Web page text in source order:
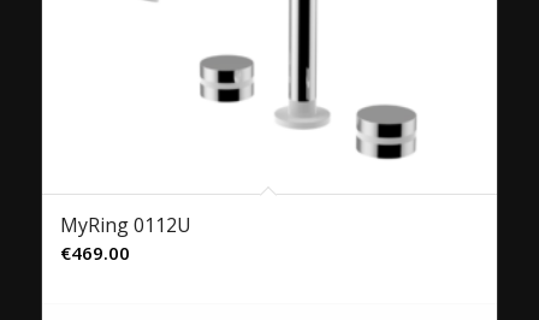
MyRing 0112U
€469.00